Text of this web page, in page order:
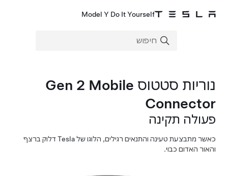
Model Y Do It Yourself
נוריות סטטוס Gen 2 Mobile
תקינה
כאשר מתבצעת טעינה והתנאים רגילים, הלוגו של Tesla דלוק ברצף
האדום כבוי.